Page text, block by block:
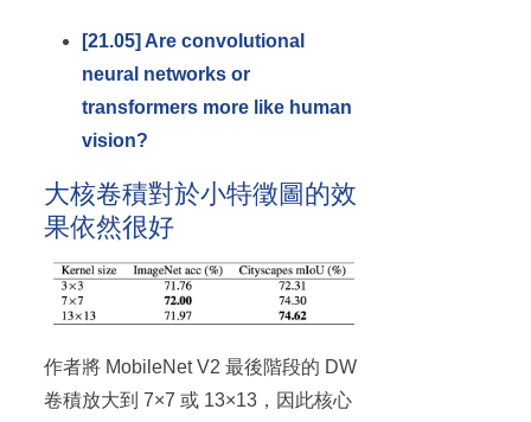
[21.05] Are convolutional
neural networks or
transformers more like human
vision?
大核卷積對於小特徵圖的效
果依然很好
作者將 MobileNet V2 最後階段的 DW
卷積放大到 7×7 或 13×13，因此核心